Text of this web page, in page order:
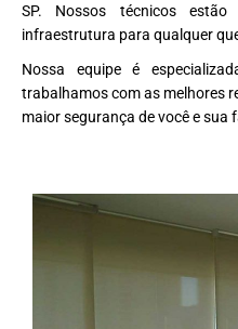
SP. Nossos técnicos
infraestrutura para qualquer
Nossa equipe é
trabalhamos com as melhores
maior segurança de você e sua